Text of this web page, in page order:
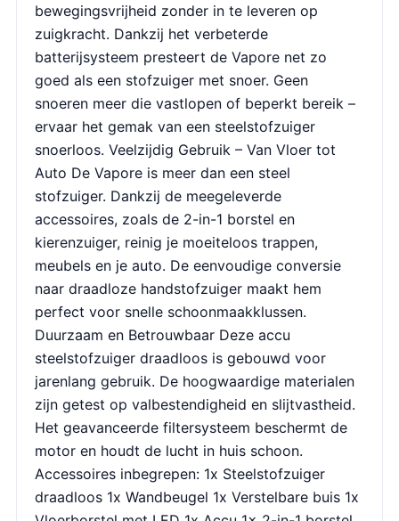
bewegingsvrijheid zonder in te leveren op
zuigkracht. Dankzij het verbeterde
batterijsysteem presteert de Vapore net zo
goed als een stofzuiger met snoer. Geen
snoeren meer die vastlopen of beperkt bereik –
ervaar het gemak van een steelstofzuiger
snoerloos. Veelzijdig Gebruik – Van Vloer tot
Auto De Vapore is meer dan een steel
stofzuiger. Dankzij de meegeleverde
accessoires, zoals de 2-in-1 borstel en
kierenzuiger, reinig je moeiteloos trappen,
meubels en je auto. De eenvoudige conversie
naar draadloze handstofzuiger maakt hem
perfect voor snelle schoonmaakklussen.
Duurzaam en Betrouwbaar Deze accu
steelstofzuiger draadloos is gebouwd voor
jarenlang gebruik. De hoogwaardige materialen
zijn getest op valbestendigheid en slijtvastheid.
Het geavanceerde filtersysteem beschermt de
motor en houdt de lucht in huis schoon.
Accessoires inbegrepen: 1x Steelstofzuiger
draadloos 1x Wandbeugel 1x Verstelbare buis 1x